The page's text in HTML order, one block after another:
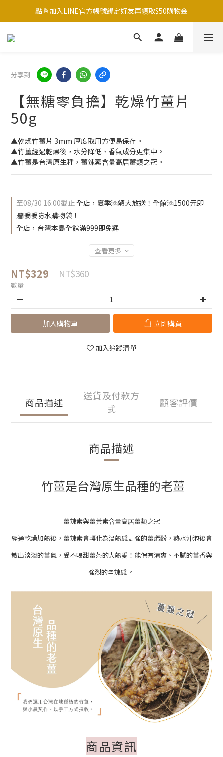
台灣本島滿$999/外島滿$1200/港澳滿$3000 運費我來付！
點☝️加入LINE官方帳號綁定好友再領取$50購物金
夏季滿額大放送！全館滿1500元贈暖暖防水購物袋~
分享到
【無糖零負擔】乾燥竹薑片
50g
▲乾燥竹薑片 3mm 厚度取用方便易保存。
▲竹薑經過乾燥後，水分降低、香氣成分更集中。
▲竹薑是台灣原生種，薑辣素含量高居薑類之冠。
至08/30 16:00截止全店，夏季滿額大放送！全館滿1500元即
贈暖暖防水購物袋！
全店，台灣本島全館滿999即免運
查看更多
NT$329 NT$360
數量
加入購物車 立即購買
加入追蹤清單
商品描述
送貨及付款方
式
顧客評價
商品描述
竹薑是台灣原生品種的老薑
薑辣素與薑黃素含量高居薑類之冠
經過乾燥加熱後，薑辣素會轉化為溫熱感更強的薑烯酚， 熱水沖泡後會
散出淡淡的薑氣，受不喝甜薑茶的人熱愛！ 能保有清爽、不膩的薑香與
強烈的辛辣感 。
商品資訊